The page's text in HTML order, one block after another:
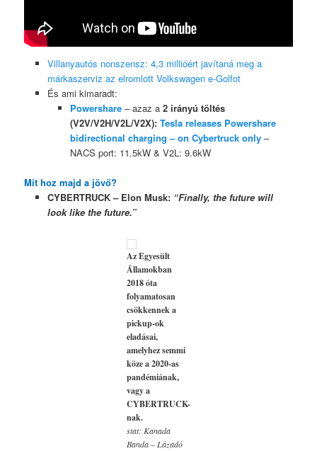
Villanyautós nonszensz: 4,3 millióért javítaná meg a
márkaszerviz az elromlott Volkswagen e-Golfot
És ami kimaradt:
Powershare – azaz a2 irányú töltés
(V2V/V2H/V2L/V2X): Tesla releases Powershare
bidirectional charging – on Cybertruck only –
NACS port: 11.5kW & V2L: 9.6kW
Mit hoz majd a jövő?
CYBERTRUCK – Elon Musk: “Finally, the future will
look like the future.”
Az Egyesült
Államokban
2018 óta
folyamatosan
csökkennek a
pickup-ok
eladásai,
amelyhez semmi
köze a 2020-as
pandémiának,
vagy a
CYBERTRUCK-
nak.
stat: Kanada
Banda – Lázadó